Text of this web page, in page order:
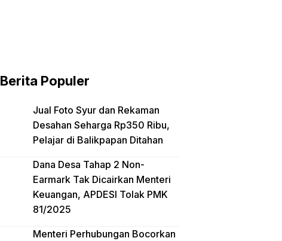
Berita Populer
Jual Foto Syur dan Rekaman
Desahan Seharga Rp350 Ribu,
Pelajar di Balikpapan Ditahan
Dana Desa Tahap 2 Non-
Earmark Tak Dicairkan Menteri
Keuangan, APDESI Tolak PMK
81/2025
Menteri Perhubungan Bocorkan